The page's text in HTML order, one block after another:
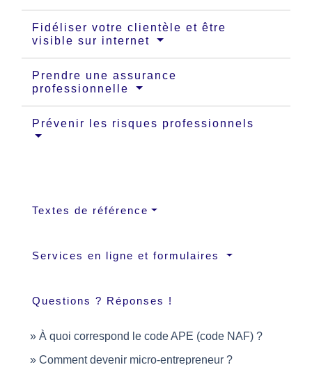
Fidéliser votre clientèle et être
visible sur internet
Prendre une assurance
professionnelle
Prévenir les risques professionnels
Textes de référence
Services en ligne et formulaires
Questions ? Réponses !
À quoi correspond le code APE (code NAF) ?
Comment devenir micro-entrepreneur ?